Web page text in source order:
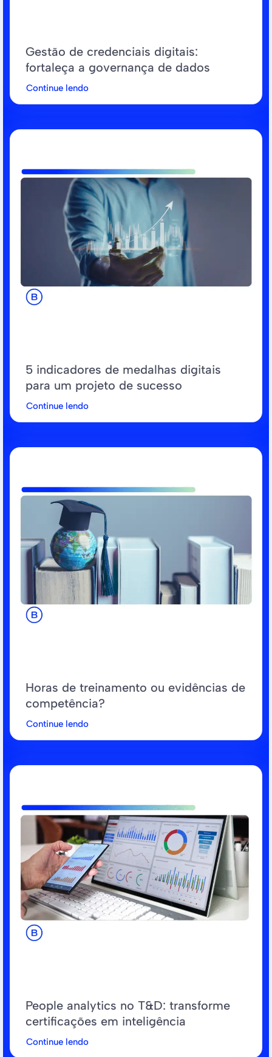
Gestão de credenciais digitais:
fortaleça a governança de dados
Continue lendo
5 indicadores de medalhas digitais
para um projeto de sucesso
Continue lendo
Horas de treinamento ou evidências de
competência?
Continue lendo
People analytics no T&D: transforme
certificações em inteligência
Continue lendo